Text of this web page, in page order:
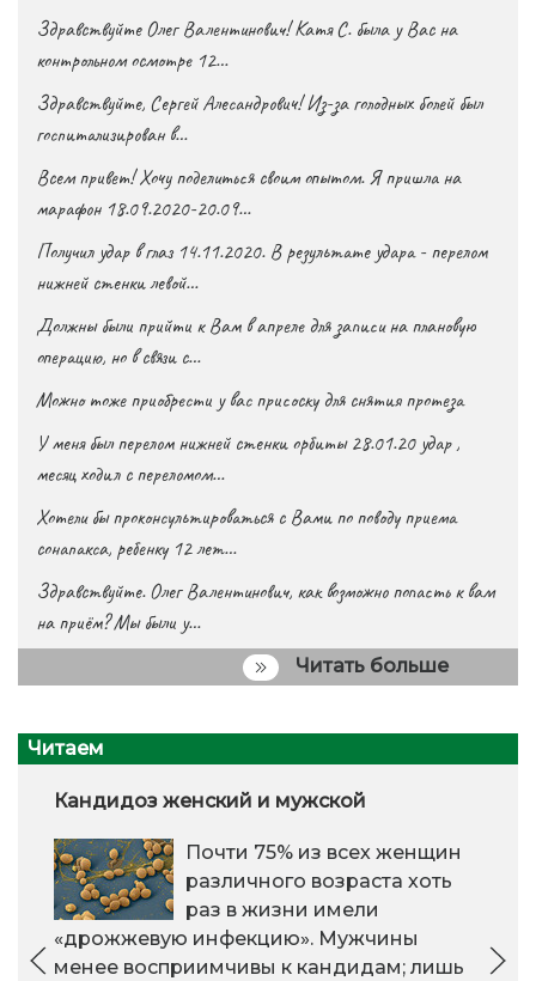
Здравствуйте Олег Валентинович! Катя С. была у Вас на
контрольном осмотре 12…
Здравствуйте, Сергей Алесандрович! Из-за голодных болей был
госпитализирован в…
Всем привет! Хочу поделиться своим опытом. Я пришла на
марафон 18.09.2020-20.09…
Получил удар в глаз 14.11.2020. В результате удара - перелом
нижней стенки левой…
Должны были прийти к Вам в апреле для записи на плановую
операцию, но в связи с…
Можно тоже приобрести у вас присоску для снятия протеза
У меня был перелом нижней стенки орбиты 28.01.20 удар ,
месяц ходил с переломом…
Хотели бы проконсультироваться с Вами по поводу приема
сонапакса, ребенку 12 лет…
Здравствуйте. Олег Валентинович, как возможно попасть к вам
на приём? Мы были у…
Читать больше
Читаем
Кандидоз женский и мужской
Почти 75% из всех женщин
различного возраста хоть
раз в жизни имели
«дрожжевую инфекцию». Мужчины
менее восприимчивы к кандидам; лишь